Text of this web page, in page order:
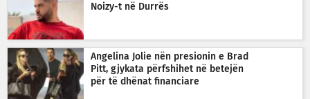
Noizy-t në Durrës
Angelina Jolie nën presionin e Brad
Pitt, gjykata përfshihet në betejën
për të dhënat financiare